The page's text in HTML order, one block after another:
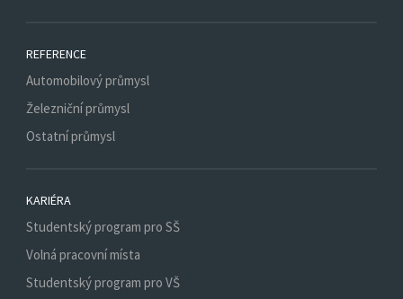
REFERENCE
Automobilový průmysl
Železniční průmysl
Ostatní průmysl
KARIÉRA
Studentský program pro SŠ
Volná pracovní místa
Studentský program pro VŠ